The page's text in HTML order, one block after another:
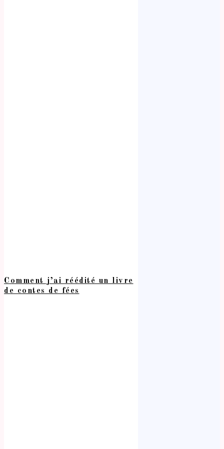
Comment j’ai réédité un livre
de contes de fées